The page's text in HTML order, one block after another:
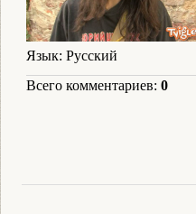
Язык: Русский
Всего комментариев: 0